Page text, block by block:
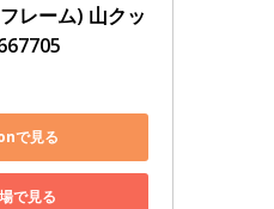
レーム) 山クッ
で見る
で見る